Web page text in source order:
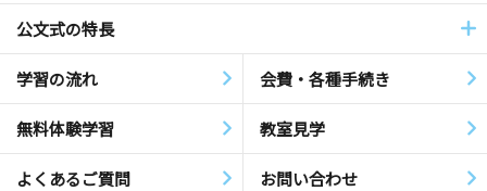
公文式の特長
学習の流れ 会費・各種手続き
無料体験学習 教室見学
よくあるご質問 お問い合わせ